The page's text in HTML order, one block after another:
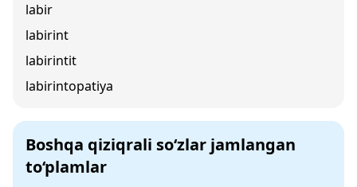
labir
labirint
labirintit
labirintopatiya
Boshqa qiziqrali so‘zlar jamlangan
to‘plamlar